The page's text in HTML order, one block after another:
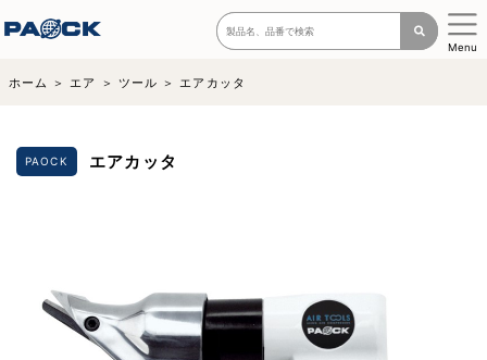
Menu
ホーム エア ツール エアカッタ
PAOCK エアカッタ